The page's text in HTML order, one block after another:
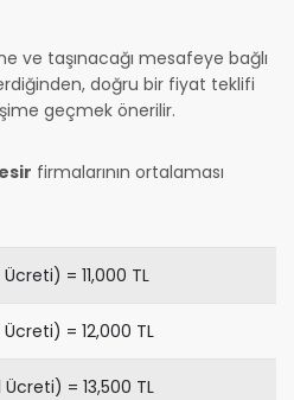
ve taşınacağı mesafeye bağlı
doğru bir fiyat teklifi
geçmek önerilir.
firmalarının ortalaması
= 11,000 TL
= 12,000 TL
= 13,500 TL